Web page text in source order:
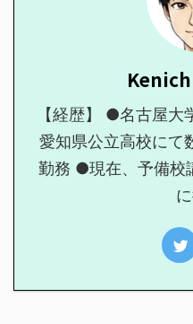
【経歴】 ●名古屋
愛知県公立高校にて
勤務 ●現在、予備校